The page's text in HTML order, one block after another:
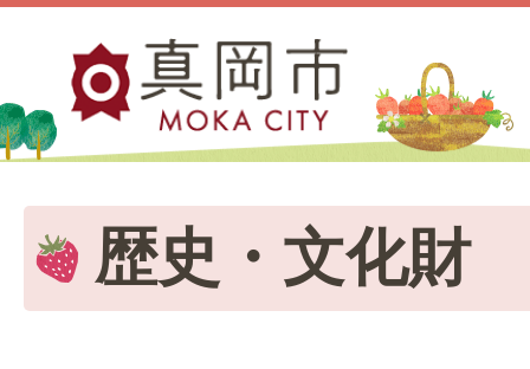
歴史・文化財